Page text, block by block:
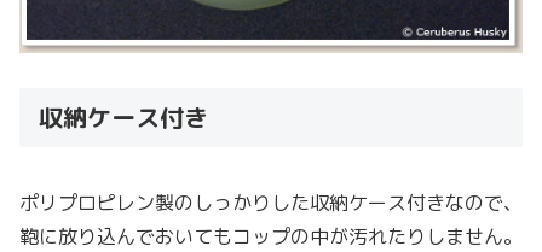
収納ケース付き
ポリプロピレン製のしっかりした収納ケース付きなので、
鞄に放り込んでおいてもコップの中が汚れたりしません。